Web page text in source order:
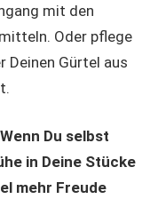
mit den
Oder pflege
Deinen Gürtel aus
Wenn Du selbst
in Deine Stücke
mehr Freude